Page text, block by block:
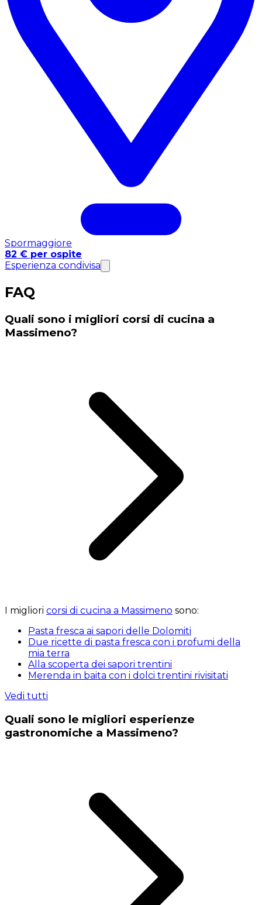
Spormaggiore
82 € per ospite
Esperienza condivisa
FAQ
Quali sono i migliori corsi di cucina a
Massimeno?
I migliori corsi di cucina a Massimeno sono:
Pasta fresca ai sapori delle Dolomiti
Due ricette di pasta fresca con i profumi della
mia terra
Alla scoperta dei sapori trentini
Merenda in baita con i dolci trentini rivisitati
Vedi tutti
Quali sono le migliori esperienze
gastronomiche a Massimeno?